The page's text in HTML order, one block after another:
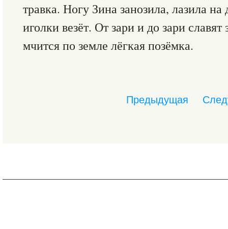
травка. Ногу Зина занозила, лазила
иголки везёт. От зари и до зари
мчится по земле лёгкая позёмка.
Предыдущая